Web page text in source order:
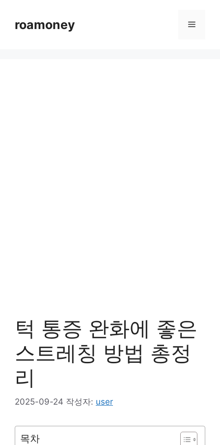
roamoney 메
턱 통증 완화에 좋은
스트레칭 방법 총정
리
2025-09-24 작성자: user
목차